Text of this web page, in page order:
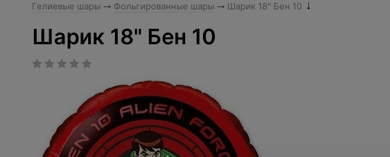
Гелиевые шары Фольгированные шары Шарик 18" Бен 10
Шарик 18" Бен 10